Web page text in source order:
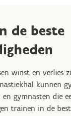
de beste
winst en verlies
kunnen
gymnasten die
trainen in de